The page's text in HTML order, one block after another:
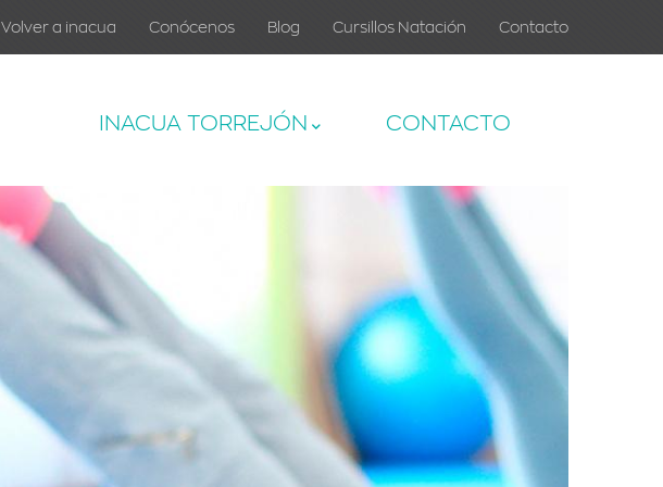
Volver a inacua Conócenos Blog Cursillos Natación Contacto
INACUA TORREJÓN CONTACTO